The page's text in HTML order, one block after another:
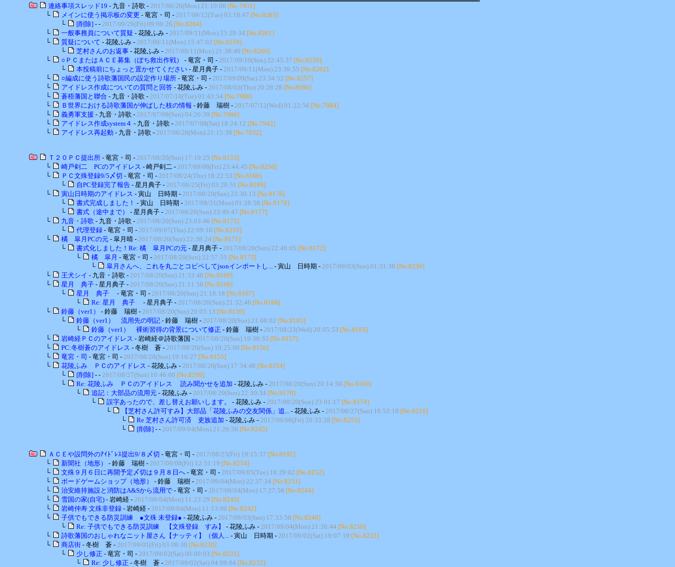
連絡事項スレッド19 - 九音・詩歌 - 2017/06/26(Mon) 21:10:06 [No.7931]
└
メインに使う掲示板の変更 - 竜宮・司 - 2017/09/12(Tue) 03:18:47 [No.8263]
└
[削除] - - 2017/09/29(Fri) 09:08:26 [No.8264]
└
一般事務員について質疑 - 花陵ふみ - 2017/09/11(Mon) 23:29:34 [No.8261]
└
質疑について - 花陵ふみ - 2017/09/11(Mon) 15:47:02 [No.8259]
└
芝村さんのお返事 - 花陵ふみ - 2017/09/11(Mon) 21:38:40 [No.8260]
└
○ＰＣまたはＡＣＥ募集（ぽち救出作戦） - 竜宮・司 - 2017/09/10(Sun) 22:45:37 [No.8258]
└
本投稿前にちょっと置かせてください - 星月典子 - 2017/09/11(Mon) 23:39:55 [No.8262]
└
○編成に使う詩歌藩国民の設定作り場所 - 竜宮・司 - 2017/09/09(Sat) 23:34:52 [No.8257]
└
アイドレス作成についての質問と回答 - 花陵ふみ - 2017/08/03(Thu) 20:28:28 [No.8086]
└
蒼梧藩国と聯合 - 九音・詩歌 - 2017/07/18(Tue) 01:43:54 [No.7986]
└
Ｂ世界における詩歌藩国が伸ばした枝の情報 - 鈴藤 瑞樹 - 2017/07/12(Wed) 01:22:56 [No.7984]
└
義勇軍支援 - 九音・詩歌 - 2017/07/09(Sun) 04:26:39 [No.7966]
└
アイドレス作成system４ - 九音・詩歌 - 2017/07/08(Sat) 18:24:12 [No.7942]
└
アイドレス再起動 - 九音・詩歌 - 2017/06/26(Mon) 21:15:38 [No.7932]
Ｔ２０ＰＣ提出所 - 竜宮・司 - 2017/08/20(Sun) 17:19:25 [No.8153]
└
崎戸剣二 PCのアイドレス - 崎戸剣二 - 2017/09/08(Fri) 23:44:45 [No.8256]
└
ＰＣ文殊登録9/5〆切 - 竜宮・司 - 2017/08/24(Thu) 18:22:53 [No.8186]
└
自PC登録完了報告 - 星月典子 - 2017/08/25(Fri) 03:20:51 [No.8189]
└
寅山日時期のアイドレス - 寅山 日時期 - 2017/08/20(Sun) 23:30:13 [No.8176]
└
書式完成しました！ - 寅山 日時期 - 2017/08/21(Mon) 01:28:58 [No.8178]
└
書式（途中まで） - 星月典子 - 2017/08/20(Sun) 23:49:47 [No.8177]
└
九音・詩歌 - 九音・詩歌 - 2017/08/20(Sun) 23:03:46 [No.8175]
└
代理登録 - 竜宮・司 - 2017/09/07(Thu) 22:09:10 [No.8253]
└
橘 皐月PCの元 - 皐月晴 - 2017/08/20(Sun) 22:38:24 [No.8171]
└
書式化しました！Re: 橘 皐月PCの元 - 星月典子 - 2017/08/20(Sun) 22:46:05 [No.8172]
└
橘 皐月 - 竜宮・司 - 2017/08/20(Sun) 22:57:55 [No.8173]
└
皐月さんへ、これを丸ごとコピペしてjsonインポートし... - 寅山 日時期 - 2017/09/03(Sun) 01:31:36 [No.8236]
└
王犬シイ - 九音・詩歌 - 2017/08/20(Sun) 21:33:46 [No.8169]
└
星月 典子 - 星月典子 - 2017/08/20(Sun) 21:11:56 [No.8166]
└
星月 典子 - 竜宮・司 - 2017/08/20(Sun) 21:18:18 [No.8167]
└
Re: 星月 典子 - 星月典子 - 2017/08/20(Sun) 21:32:46 [No.8168]
└
鈴藤（ver1） - 鈴藤 瑞樹 - 2017/08/20(Sun) 20:03:13 [No.8159]
└
鈴藤（ver1） 流用先の明記 - 鈴藤 瑞樹 - 2017/08/20(Sun) 21:08:02 [No.8165]
└
鈴藤（ver1） 裸術習得の背景について修正 - 鈴藤 瑞樹 - 2017/08/23(Wed) 20:05:53 [No.8183]
└
岩崎経ＰＣのアイドレス - 岩崎経＠詩歌藩国 - 2017/08/20(Sun) 19:39:33 [No.8157]
└
PC:冬樹蒼のアイドレス - 冬樹 蒼 - 2017/08/20(Sun) 19:25:09 [No.8156]
└
竜宮・司 - 竜宮・司 - 2017/08/20(Sun) 19:16:27 [No.8155]
└
花陵ふみ ＰＣのアイドレス - 花陵ふみ - 2017/08/20(Sun) 17:34:48 [No.8154]
└
[削除] - - 2017/08/27(Sun) 10:46:00 [No.8209]
└
Re: 花陵ふみ ＰＣのアイドレス 読み聞かせを追加 - 花陵ふみ - 2017/08/20(Sun) 20:14:50 [No.8160]
└
追記：大部品の流用元 - 花陵ふみ - 2017/08/20(Sun) 22:30:34 [No.8170]
└
誤字あったので、差し替えお願いします。 - 花陵ふみ - 2017/08/20(Sun) 23:01:17 [No.8174]
└
【芝村さん許可すみ】大部品「花陵ふみの交友関係」追... - 花陵ふみ - 2017/08/27(Sun) 10:53:10 [No.8210]
└
Re 芝村さん許可済 吏族追加 - 花陵ふみ - 2017/09/08(Fri) 20:33:28 [No.8255]
└
[削除] - - 2017/09/04(Mon) 21:26:36 [No.8245]
ＡＣＥや設問外のｱｲﾄﾞﾚｽ提出9/８〆切 - 竜宮・司 - 2017/08/25(Fri) 19:15:37 [No.8192]
└
新聞社（地形） - 鈴藤 瑞樹 - 2017/09/08(Fri) 12:51:19 [No.8254]
└
文殊９月６日に再開予定〆切は９月８日へ - 竜宮・司 - 2017/09/05(Tue) 18:29:02 [No.8252]
└
ボードゲームショップ（地形） - 鈴藤 瑞樹 - 2017/09/04(Mon) 22:37:34 [No.8251]
└
治安維持施設と消防はA&Sから流用で - 竜宮・司 - 2017/09/04(Mon) 17:27:58 [No.8244]
└
雪国の家(自宅) - 岩崎経 - 2017/09/04(Mon) 11:23:29 [No.8243]
└
岩崎仲寿 文殊非登録 - 岩崎経 - 2017/09/04(Mon) 11:13:00 [No.8242]
└
子供でもできる防災訓練 ●文殊 未登録● - 花陵ふみ - 2017/09/03(Sun) 17:33:56 [No.8240]
└
Re: 子供でもできる防災訓練 【文殊登録 すみ】 - 花陵ふみ - 2017/09/04(Mon) 21:36:44 [No.8250]
└
詩歌藩国のおしゃれなニット屋さん【ナッティ】（個人... - 寅山 日時期 - 2017/09/02(Sat) 19:07:19 [No.8233]
└
商店街 - 冬樹 蒼 - 2017/09/01(Fri) 03:08:30 [No.8230]
└
少し修正 - 竜宮・司 - 2017/09/02(Sat) 00:00:03 [No.8231]
└
Re: 少し修正 - 冬樹 蒼 - 2017/09/02(Sat) 04:09:04 [No.8232]